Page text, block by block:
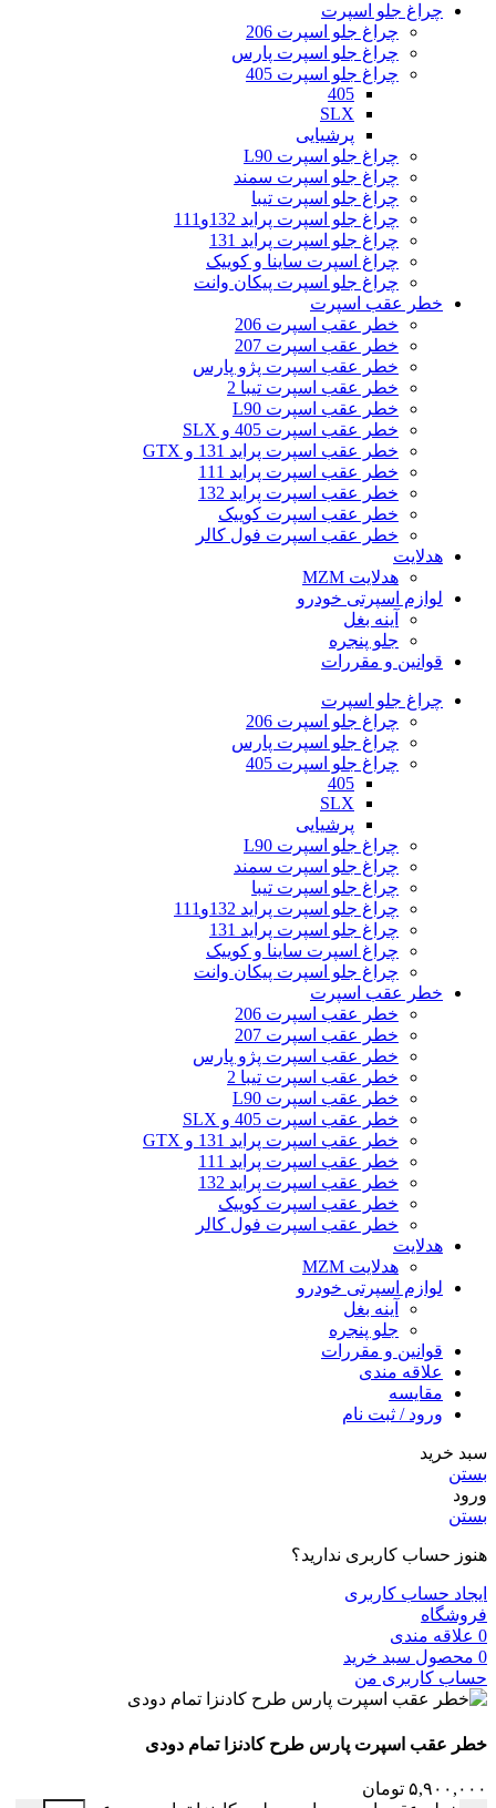
چراغ جلو اسپرت
چراغ جلو اسپرت 206
چراغ جلو اسپرت پارس
چراغ جلو اسپرت 405
405
SLX
پرشیایی
چراغ جلو اسپرت L90
چراغ جلو اسپرت سمند
چراغ جلو اسپرت تیبا
چراغ جلو اسپرت پراید 132و111
چراغ جلو اسپرت پراید 131
چراغ اسپرت ساینا و کوییک
چراغ جلو اسپرت پیکان وانت
خطر عقب اسپرت
خطر عقب اسپرت 206
خطر عقب اسپرت 207
خطر عقب اسپرت پژو پارس
خطر عقب اسپرت تیبا 2
خطر عقب اسپرت L90
خطر عقب اسپرت 405 و SLX
خطر عقب اسپرت پراید 131 و GTX
خطر عقب اسپرت پراید 111
خطر عقب اسپرت پراید 132
خطر عقب اسپرت کوییک
خطر عقب اسپرت فول کالر
هدلایت
هدلایت MZM
لوازم اسپرتی خودرو
آینه بغل
جلو پنجره
قوانین و مقررات
چراغ جلو اسپرت
چراغ جلو اسپرت 206
چراغ جلو اسپرت پارس
چراغ جلو اسپرت 405
405
SLX
پرشیایی
چراغ جلو اسپرت L90
چراغ جلو اسپرت سمند
چراغ جلو اسپرت تیبا
چراغ جلو اسپرت پراید 132و111
چراغ جلو اسپرت پراید 131
چراغ اسپرت ساینا و کوییک
چراغ جلو اسپرت پیکان وانت
خطر عقب اسپرت
خطر عقب اسپرت 206
خطر عقب اسپرت 207
خطر عقب اسپرت پژو پارس
خطر عقب اسپرت تیبا 2
خطر عقب اسپرت L90
خطر عقب اسپرت 405 و SLX
خطر عقب اسپرت پراید 131 و GTX
خطر عقب اسپرت پراید 111
خطر عقب اسپرت پراید 132
خطر عقب اسپرت کوییک
خطر عقب اسپرت فول کالر
هدلایت
هدلایت MZM
لوازم اسپرتی خودرو
آینه بغل
جلو پنجره
قوانین و مقررات
علاقه مندی
مقایسه
ورود / ثبت نام
سبد خرید
بستن
ورود
بستن
هنوز حساب کاربری ندارید؟
ایجاد حساب کاربری
فروشگاه
0 علاقه مندی
0 محصول سبد خرید
حساب کاربری من
خطر عقب اسپرت پارس طرح کادنزا تمام دودی
۵,۹۰۰,۰۰۰ تومان